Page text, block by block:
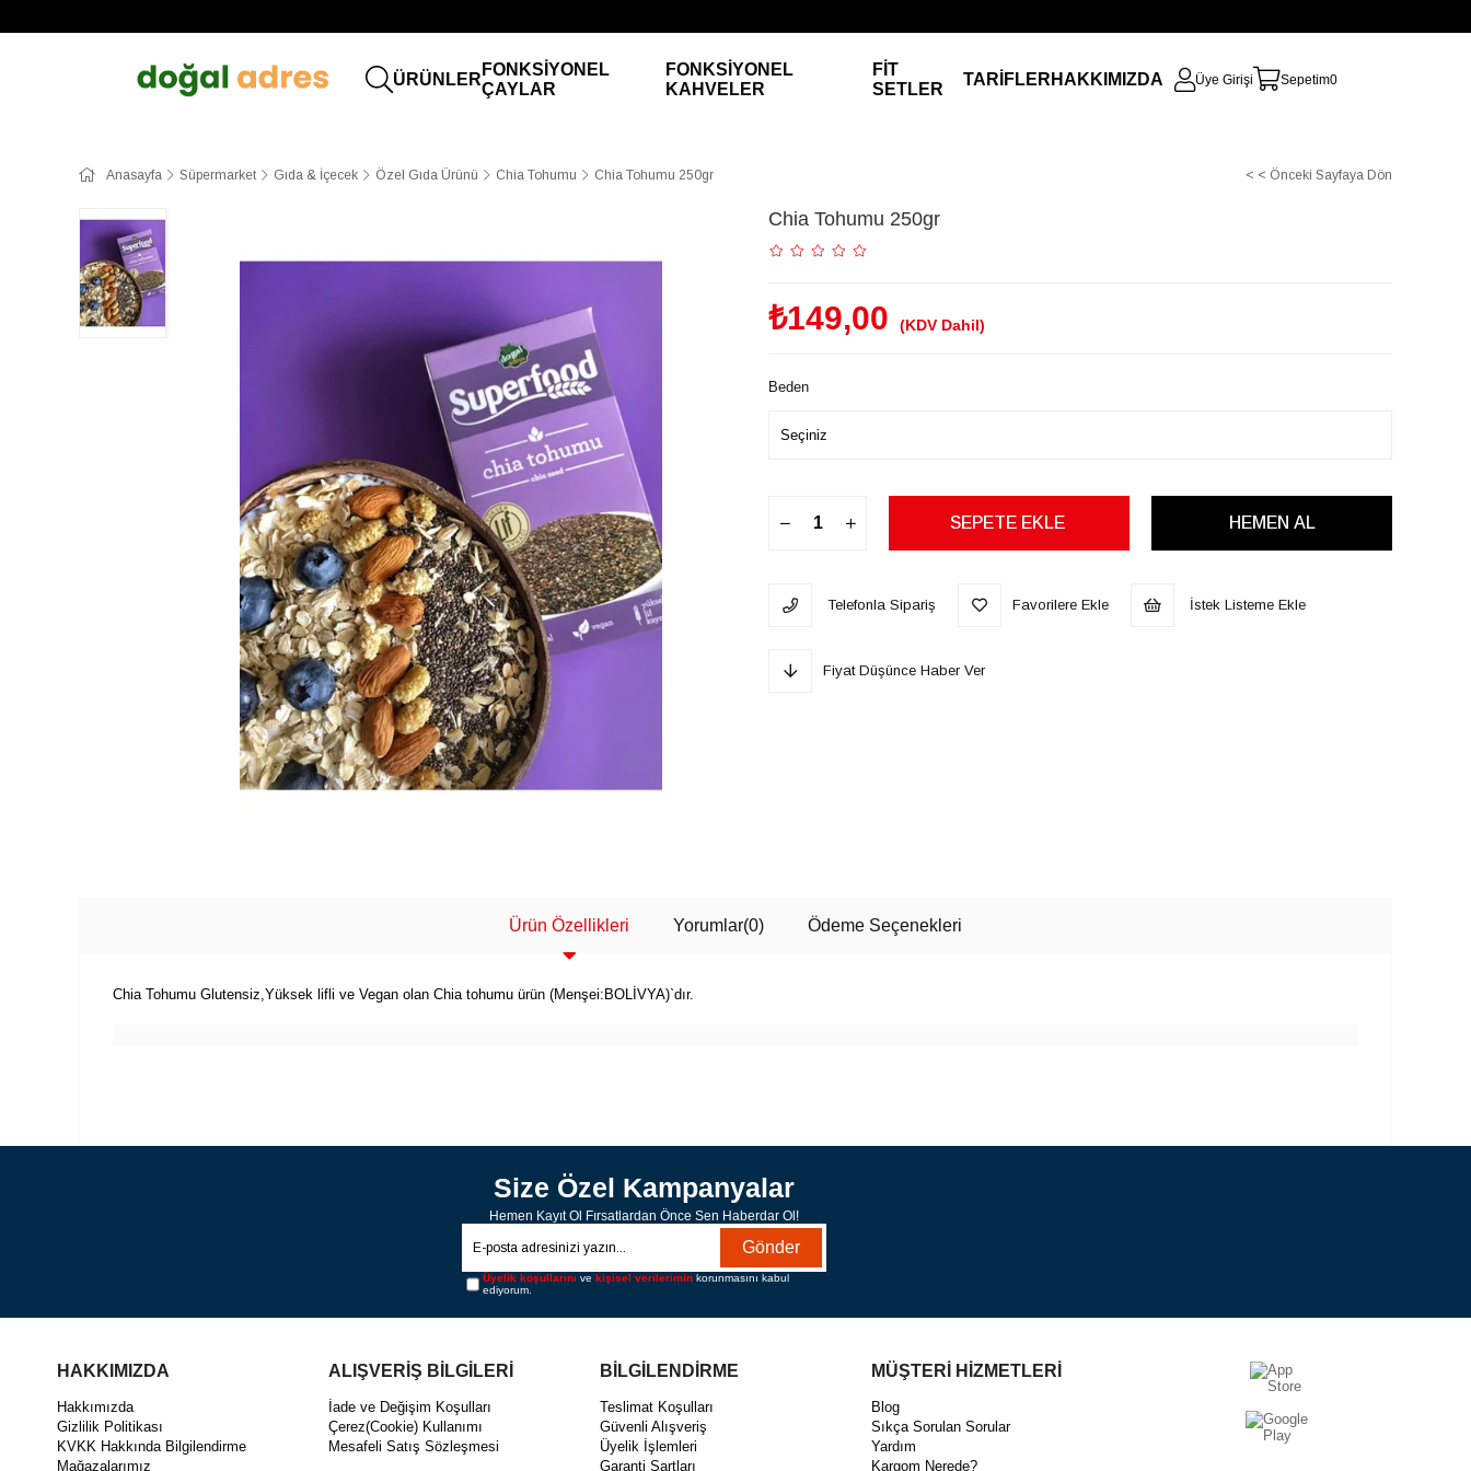
ÜRÜNLER
FONKSİYONEL
ÇAYLAR
FONKSİYONEL
KAHVELER
FİT
SETLER
TARİFLER HAKKIMIZDA Üye Girişi Sepetim0
Anasayfa Süpermarket Gıda & İçecek Özel Gıda Ürünü Chia Tohumu Chia Tohumu 250gr < < Önceki Sayfaya Dön
Chia Tohumu 250gr
₺149,00 (KDV Dahil)
Beden
Telefonla Sipariş Favorilere Ekle İstek Listeme Ekle
Fiyat Düşünce Haber Ver
Ürün Özellikleri Yorumlar(0) Ödeme Seçenekleri
Chia Tohumu Glutensiz,Yüksek lifli ve Vegan olan Chia tohumu ürün (Menşei:BOLİVYA)`dır.
Size Özel Kampanyalar
Hemen Kayıt Ol Fırsatlardan Önce Sen Haberdar Ol!
Gönder
Üyelik koşullarını vekişisel verilerimin korunmasını kabul
ediyorum.
HAKKIMIZDA
Hakkımızda
Gizlilik Politikası
KVKK Hakkında Bilgilendirme
Mağazalarımız
ALIŞVERİŞ BİLGİLERİ
İade ve Değişim Koşulları
Çerez(Cookie) Kullanımı
Mesafeli Satış Sözleşmesi
BİLGİLENDİRME
Teslimat Koşulları
Güvenli Alışveriş
Üyelik İşlemleri
Garanti Şartları
MÜŞTERİ HİZMETLERİ
Blog
Sıkça Sorulan Sorular
Yardım
Kargom Nerede?